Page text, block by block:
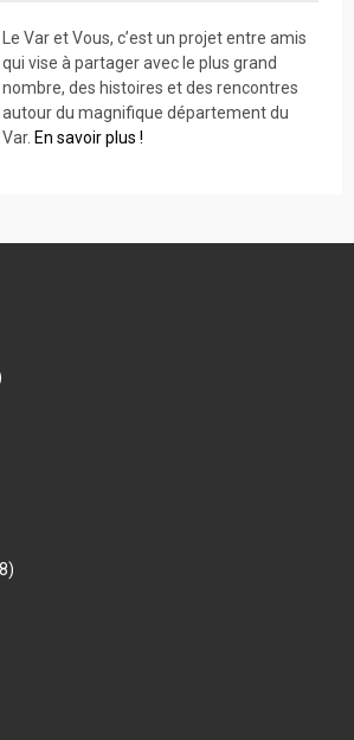
Le Var et Vous, c’est un projet entre amis
qui vise à partager avec le plus grand
nombre, des histoires et des rencontres
autour du magnifique département du
Var. En savoir plus !